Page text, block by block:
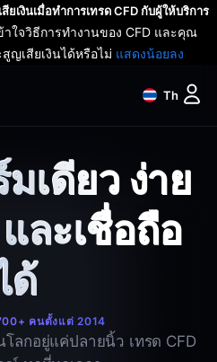
เงินเมื่อทำการเทรด CFD กับผู้ให้บริการ
ใจวิธีการทำงานของ CFD และคุณ
ญเสียเงินได้หรือไม่ แสดงน้อยลง
Th
เดียว ง่าย
ละเชื่อถือ
ด้
คนตั้งแต่ 2014
ลกอยู่แค่ปลายนิ้ว เทรด CFD